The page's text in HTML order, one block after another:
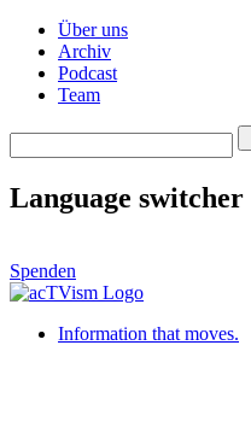
Über uns
Archiv
Podcast
Team
Language switcher
Spenden
Information that moves.